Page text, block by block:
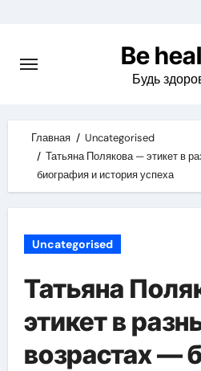
content
Be
Будь
Главная
Uncategorised
Татьяна Полякова — этикет в
биография и история успеха
Uncategorised
Татьяна
этикет в
возрастах —